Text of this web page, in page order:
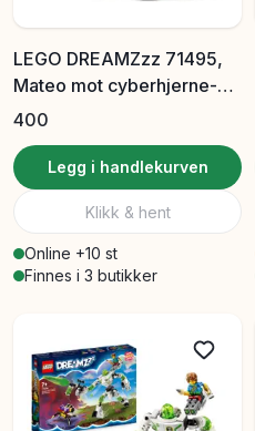
LEGO DREAMZzz 71495,
Mateo mot cyberhjerne-
roboten
400
Legg i handlekurven
Klikk & hent
Online +10 st
Finnes i 3 butikker